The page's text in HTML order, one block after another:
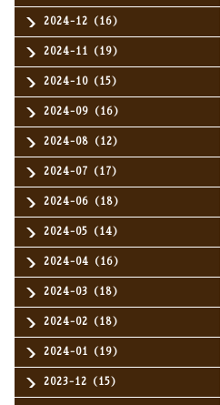
2024-12（16）
2024-11（19）
2024-10（15）
2024-09（16）
2024-08（12）
2024-07（17）
2024-06（18）
2024-05（14）
2024-04（16）
2024-03（18）
2024-02（18）
2024-01（19）
2023-12（15）